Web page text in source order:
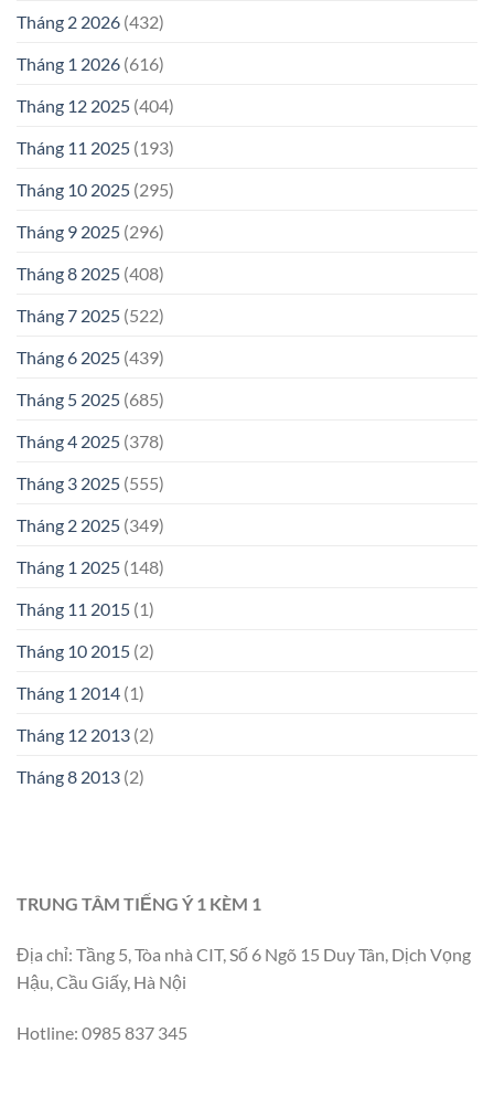
Tháng 2 2026 (432)
Tháng 1 2026 (616)
Tháng 12 2025 (404)
Tháng 11 2025 (193)
Tháng 10 2025 (295)
Tháng 9 2025 (296)
Tháng 8 2025 (408)
Tháng 7 2025 (522)
Tháng 6 2025 (439)
Tháng 5 2025 (685)
Tháng 4 2025 (378)
Tháng 3 2025 (555)
Tháng 2 2025 (349)
Tháng 1 2025 (148)
Tháng 11 2015 (1)
Tháng 10 2015 (2)
Tháng 1 2014 (1)
Tháng 12 2013 (2)
Tháng 8 2013 (2)
TRUNG TÂM TIẾNG Ý 1 KÈM 1
Địa chỉ: Tầng 5, Tòa nhà CIT, Số 6 Ngõ 15 Duy Tân, Dịch Vọng
Hậu, Cầu Giấy, Hà Nội
Hotline: 0985 837 345